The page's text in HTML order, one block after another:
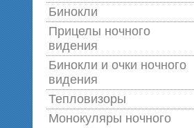
Бинокли
Прицелы ночного
видения
Бинокли и очки ночного
видения
Тепловизоры
Монокуляры ночного